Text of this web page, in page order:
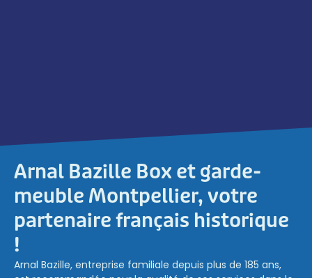
Arnal Bazille Box et garde-
meuble Montpellier, votre
partenaire français historique
!
Arnal Bazille, entreprise familiale depuis plus de 185 ans,